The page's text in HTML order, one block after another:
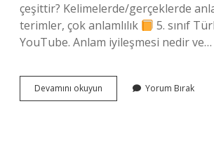
çeşittir? Kelimelerde/gerçeklerde
terimler, çok anlamlılık
5. sınıf
YouTube. Anlam iyileşmesi nedir ve…
Devamını okuyun
Olayları
Yorum Bırak